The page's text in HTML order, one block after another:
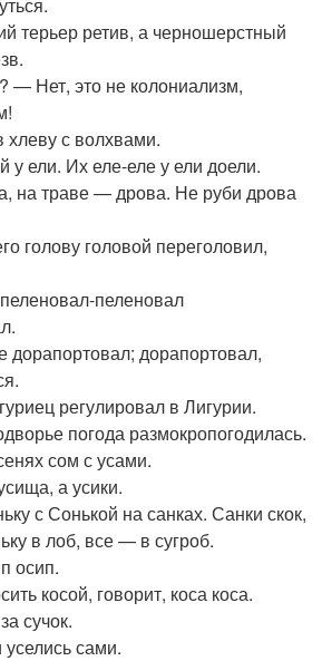
терьер ретив, а черношерстный
— Нет, это не колониализм,
хлеву с волхвами.
ели. Их еле-еле у ели доели.
на траве — дрова. Не руби дрова
голову головой переголовил,
пеленовал
дорапортовал; дорапортовал,
регулировал в Лигурии.
погода размокропогодилась.
сом с усами.
а усики.
с Сонькой на санках. Санки скок,
в лоб, все — в сугроб.
осип.
косой, говорит, коса коса.
сучок.
сами.